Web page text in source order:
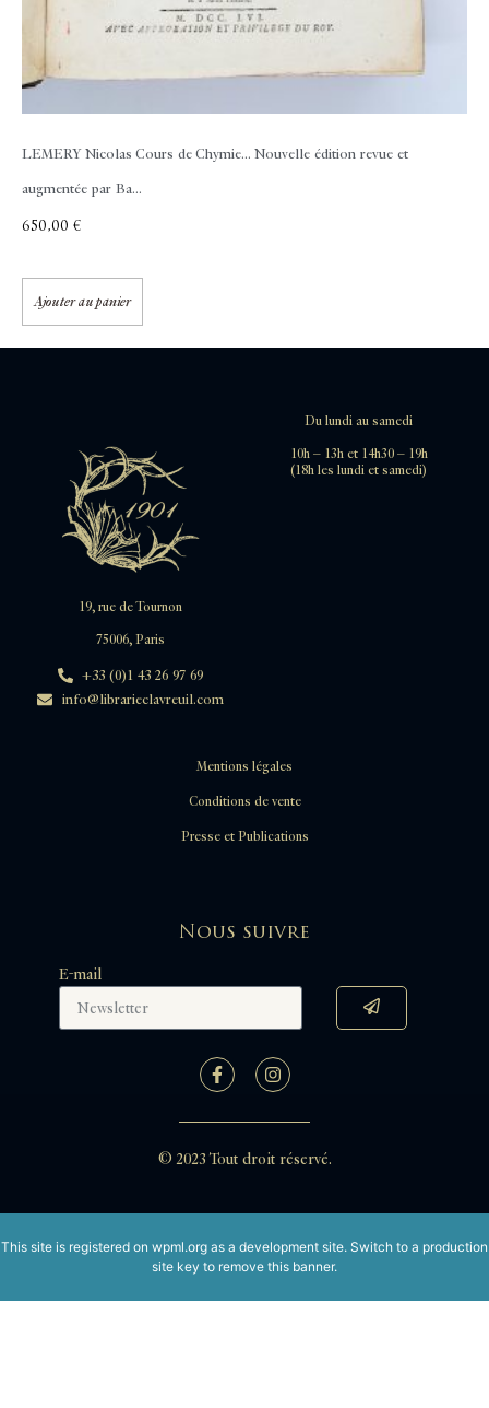
LEMERY Nicolas Cours de Chymie... Nouvelle édition revue et
augmentée par Ba...
650,00 €
Ajouter au panier
Du lundi au samedi
10h – 13h et 14h30 – 19h
(18h les lundi et samedi)
19, rue de Tournon
75006, Paris
+33 (0)1 43 26 97 69
info@librarieclavreuil.com
Mentions légales
Conditions de vente
Presse et Publications
Nous suivre
E-mail
© 2023 Tout droit réservé.
This site is registered on wpml.org as a development site. Switch to a production
site key to remove this banner.